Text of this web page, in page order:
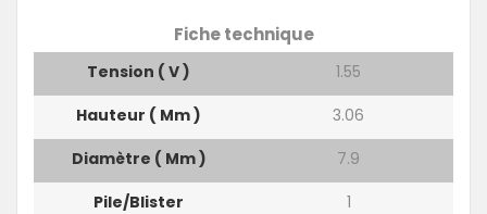
Fiche technique
Tension ( V )
1.55
Hauteur ( Mm )
3.06
Diamètre ( Mm )
7.9
Pile/blister
1